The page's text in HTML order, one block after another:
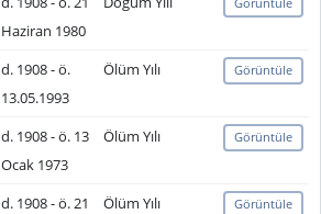
Haziran 1980
d. 1908 - ö.
13.05.1993
Ölüm Yılı Görüntüle
d. 1908 - ö. 13
Ocak 1973
Ölüm Yılı Görüntüle
d. 1908 - ö. 21
Ölüm Yılı Görüntüle